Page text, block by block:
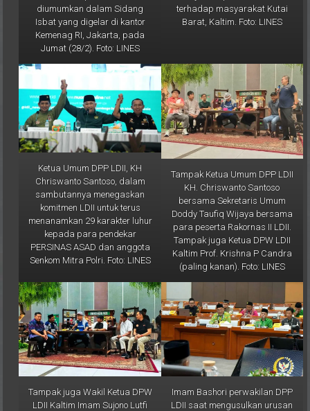
Isbat yang digelar di kantor
Kemenag RI, Jakarta, pada
Jumat (28/2). Foto: LINES
Barat, Kaltim. Foto: LINES
Ketua Umum DPP LDII, KH
Chriswanto Santoso, dalam
sambutannya menegaskan
komitmen LDII untuk terus
menanamkan 29 karakter luhur
kepada para pendekar
PERSINAS ASAD dan anggota
Senkom Mitra Polri. Foto: LINES
Tampak Ketua Umum DPP LDII
KH. Chriswanto Santoso
bersama Sekretaris Umum
Doddy Taufiq Wijaya bersama
para peserta Rakornas II LDII.
Tampak juga Ketua DPW LDII
Kaltim Prof. Krishna P Candra
(paling kanan). Foto: LINES
Tampak juga Wakil Ketua DPW
LDII Kaltim Imam Sujono Lutfi
(paling kanan). Foto: LINES
Imam Bashori perwakilan DPP
LDII saat mengusulkan urusan
haji pada satu kementerian